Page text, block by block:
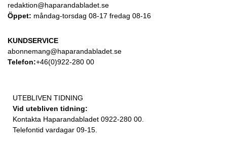
redaktion@haparandabladet.se
Öppet: måndag-torsdag 08-17 fredag 08-16
KUNDSERVICE
abonnemang@haparandabladet.se
Telefon:+46(0)922-280 00
UTEBLIVEN TIDNING
Vid utebliven tidning:
Kontakta Haparandabladet 0922-280 00.
Telefontid vardagar 09-15.